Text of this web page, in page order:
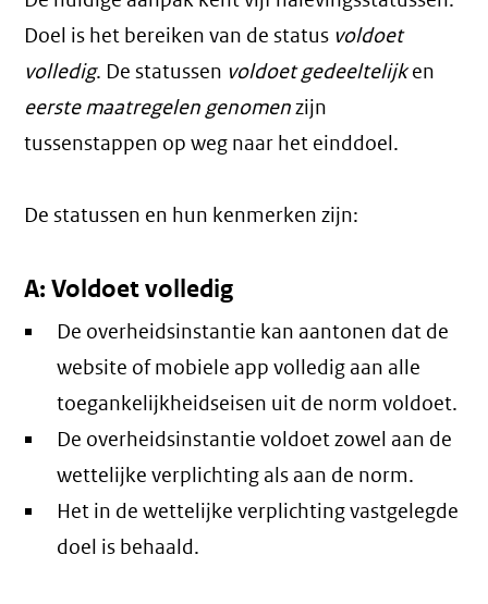
Doel is het bereiken van de status voldoet
volledig. De statussen voldoet gedeeltelijken
eerste maatregelen genomenzijn
tussenstappen op weg naar het einddoel.
De statussen en hun kenmerken zijn:
A: Voldoet volledig
De overheidsinstantie kan aantonen dat de
website of mobiele app volledig aan alle
toegankelijkheidseisen uit de norm voldoet.
De overheidsinstantie voldoet zowel aan de
wettelijke verplichting als aan de norm.
Het in de wettelijke verplichting vastgelegde
doel is behaald.